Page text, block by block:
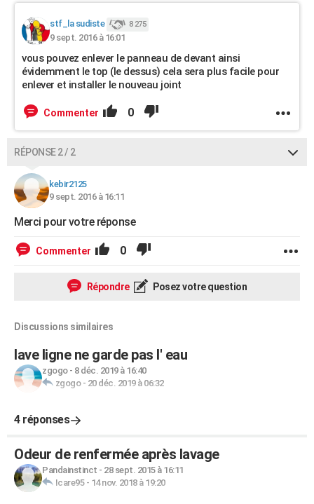
stf_la sudiste 8 275
9 sept. 2016 à 16:01
vous pouvez enlever le panneau de devant ainsi
évidemment le top (le dessus) cela sera plus facile pour
enlever et installer le nouveau joint
Commenter 0
RÉPONSE 2 / 2
kebir2125
9 sept. 2016 à 16:11
Merci pour votre réponse
Commenter 0
Répondre Posez votre question
Discussions similaires
lave ligne ne garde pas l' eau
zgogo- 8 déc. 2019 à 16:40
zgogo- 20 déc. 2019 à 06:32
4 réponses
Odeur de renfermée après lavage
Pandainstinct - 28 sept. 2015 à 16:11
Icare95- 14 nov. 2018 à 19:20